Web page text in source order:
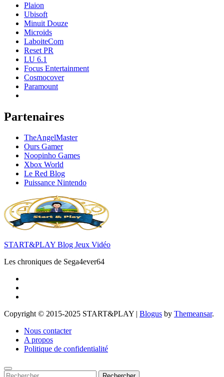
Plaion
Ubisoft
Minuit Douze
Microids
LaboiteCom
Reset PR
LU 6.1
Focus Entertainment
Cosmocover
Paramount
Partenaires
TheAngelMaster
Ours Gamer
Noopinho Games
Xbox World
Le Red Blog
Puissance Nintendo
START&PLAY Blog Jeux Vidéo
Les chroniques de Sega4ever64
Copyright © 2015-2025 START&PLAY | Blogus by Themeansar.
Nous contacter
A propos
Politique de confidentialité
Rechercher :